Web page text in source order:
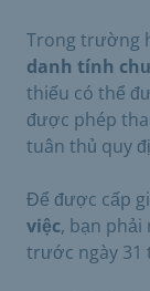
Trong trường
danh tính
thiếu có thể
được phép
tuân thủ quy
Để được cấp
việc, bạn phải
trước ngày 31